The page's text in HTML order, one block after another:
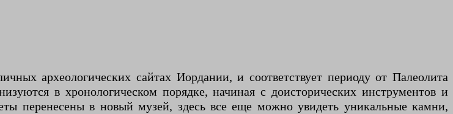
археологических сайтах Иордании, и соответствует периоду от Палеолита
в хронологическом порядке, начиная с доисторических инструментов и
перенесены в новый музей, здесь все еще можно увидеть уникальные камни,